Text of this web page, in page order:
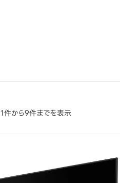
件から9件までを表示